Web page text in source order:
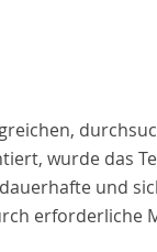
wurde das
und
erforderliche